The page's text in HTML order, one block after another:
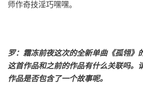
师作奇技淫巧嘿嘿。
罗：霜冻前夜这次的全新单曲《孤翎》
这首作品和之前的作品有什么关联吗。
作品是否包含了一个故事呢。